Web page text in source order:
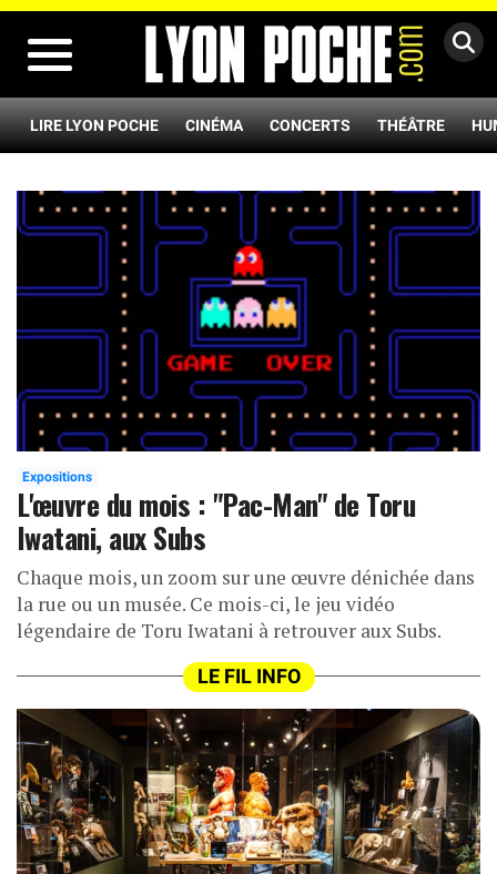
LIRE LYON POCHE CINÉMA CONCERTS THÉÂTRE
Expositions
L'œuvre du mois : "Pac-Man" de Toru
Iwatani, aux Subs
Chaque mois, un zoom sur une œuvre dénichée dans
la rue ou un musée. Ce mois-ci, le jeu vidéo
légendaire de Toru Iwatani à retrouver aux Subs.
LE FIL INFO